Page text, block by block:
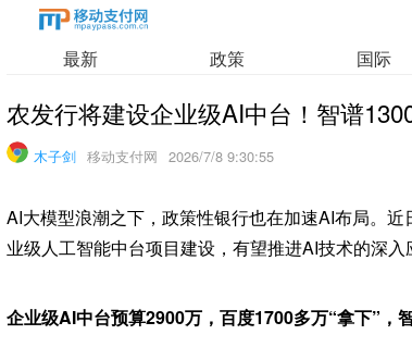
最新 政策 国际
农发行将建设企业级AI中台！智谱
木子剑 移动支付网 2026/7/8 9:30:55
AI大模型浪潮之下，政策性银行也在加速AI布局。
业级人工智能中台项目建设，有望推进AI技术的深入
企业级AI中台预算2900万，百度1700多万“拿下”，